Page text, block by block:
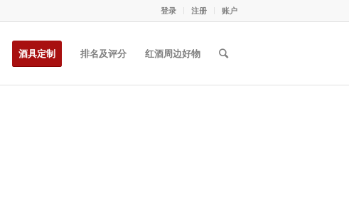
登录 注册 账户
酒具定制 排名及评分 红酒周边好物